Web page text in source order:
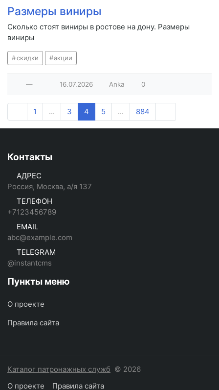
Размеры виниры
Сколько стоят виниры в ростове на дону. Размеры
виниры
скидки акции
— 16.07.2026 Anka 0
1 ... 3 4 5 ... 884
Контакты
АДРЕС
Россия, Москва, а/я 137
ТЕЛЕФОН
+7123456789
EMAIL
abc@example.com
TELEGRAM
@instantcms
Пункты меню
О проекте
Правила сайта
Каталог патронажных служб © 2026
О проекте
Правила сайта